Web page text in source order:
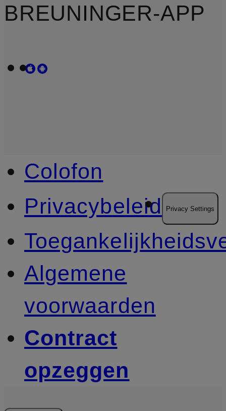
BREUNINGER-APP
Colofon
Privacybeleid
Privacy Settings
Algemene
voorwaarden
Contract
opzeggen